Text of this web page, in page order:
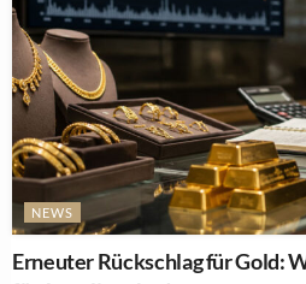
NEWS
Erneuter Rückschlag für Gold: